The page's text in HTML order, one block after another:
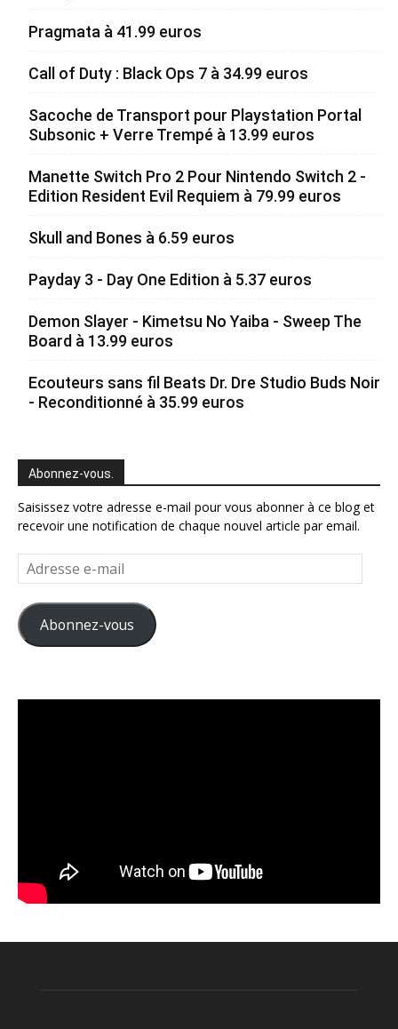
Pragmata à 41.99 euros
Call of Duty : Black Ops 7 à 34.99 euros
Sacoche de Transport pour Playstation Portal
Subsonic + Verre Trempé à 13.99 euros
Manette Switch Pro 2 Pour Nintendo Switch 2 -
Edition Resident Evil Requiem à 79.99 euros
Skull and Bones à 6.59 euros
Payday 3 - Day One Edition à 5.37 euros
Demon Slayer - Kimetsu No Yaiba - Sweep The
Board à 13.99 euros
Ecouteurs sans fil Beats Dr. Dre Studio Buds Noir
- Reconditionné à 35.99 euros
Abonnez-vous.
Saisissez votre adresse e-mail pour vous abonner à ce blog et
recevoir une notification de chaque nouvel article par email.
Adresse
e-
mail
Abonnez-vous